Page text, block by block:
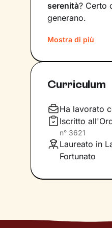
serenità? Certo
generano.
Il mio compito
vita. Ti
sono gli
fianco durante
determinazione
vetta: il tuo
Mostra di più
Curriculum
Ha lavorato
Iscritto
n° 3621
Laureato in
Fortunato